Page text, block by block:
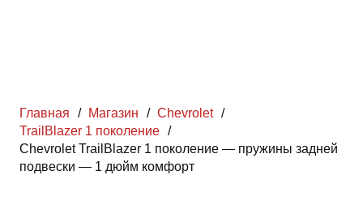
Главная / Магазин / Chevrolet /
TrailBlazer 1 поколение /
Chevrolet TrailBlazer 1 поколение — пружины задней
подвески — 1 дюйм комфорт